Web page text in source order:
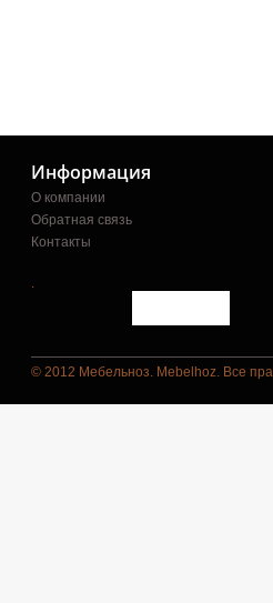
Информация
О компании
Обратная связь
Контакты
.
© 2012 Мебельноз. Mebelhoz. Все